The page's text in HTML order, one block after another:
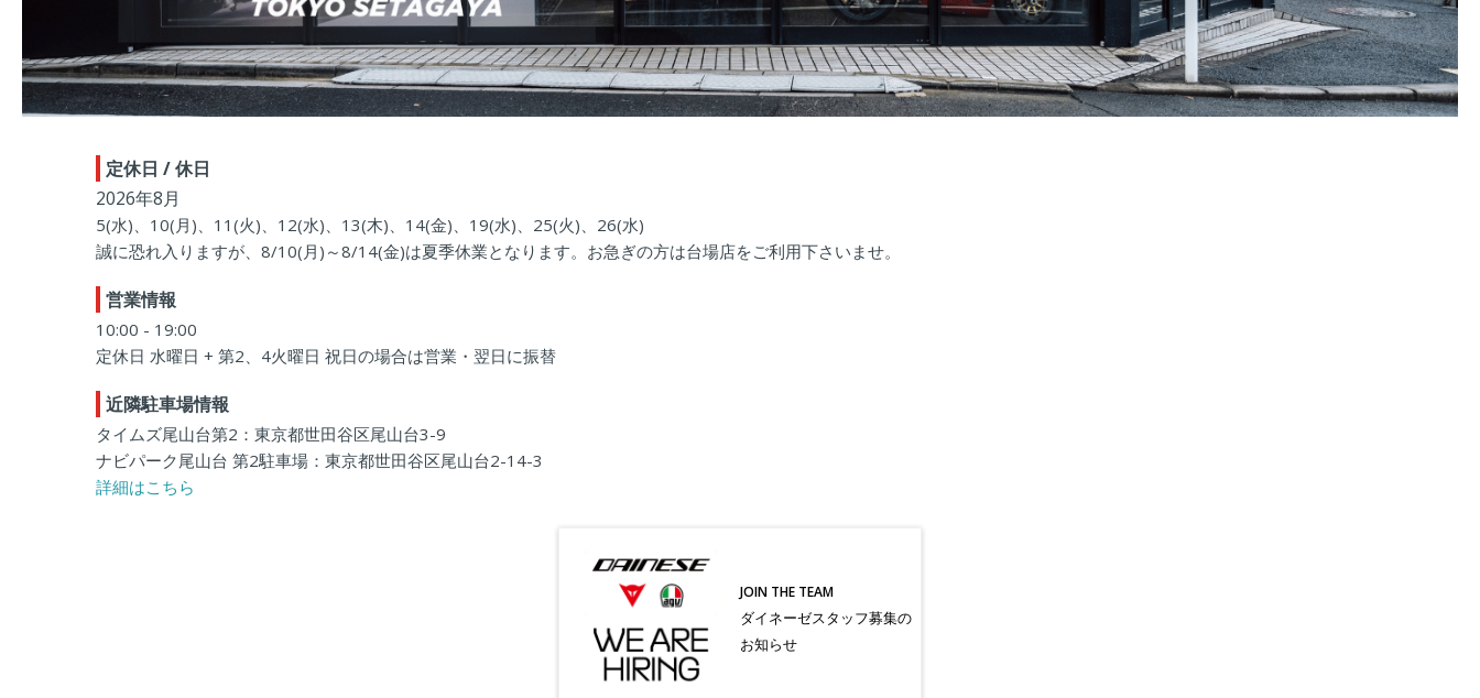
定休日 / 休日
2026年8月
5(水)、10(月)、11(火)、12(水)、13(木)、14(金)、19(水)、25(火)、26(水)
誠に恐れ入りますが、8/10(月)～8/14(金)は夏季休業となります。お急ぎの方は台場店をご利用下さいませ。
営業情報
10:00 - 19:00
定休日 水曜日 + 第2、4火曜日 祝日の場合は営業・翌日に振替
近隣駐車場情報
タイムズ尾山台第2：東京都世田谷区尾山台3-9
ナビパーク尾山台 第2駐車場：東京都世田谷区尾山台2-14-3
詳細はこちら
JOIN THE TEAM
ダイネーゼスタッフ募集の
お知らせ